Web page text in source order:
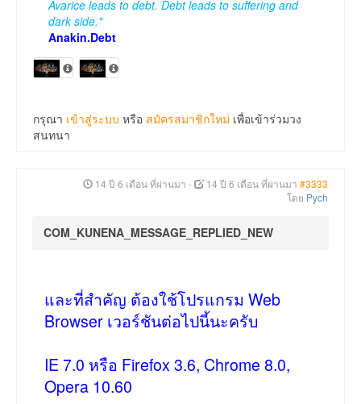
Avarice leads to debt. Debt leads to suffering and
dark side."
Anakin.Debt
กรุณา เข้าสู่ระบบ หรือ สมัครสมาชิกใหม่ เพื่อเข้าร่วมวง
สนทนา
14 ปี 6 เดือน ที่ผ่านมา - 14 ปี 6 เดือน ที่ผ่านมา #3333
โดย Pych
COM_KUNENA_MESSAGE_REPLIED_NEW
และที่สำคัญ ต้องใช้โปรแกรม Web
Browser เวอร์ชันต่อไปนี้นะครับ
IE 7.0 หรือ Firefox 3.6, Chrome 8.0,
Opera 10.60